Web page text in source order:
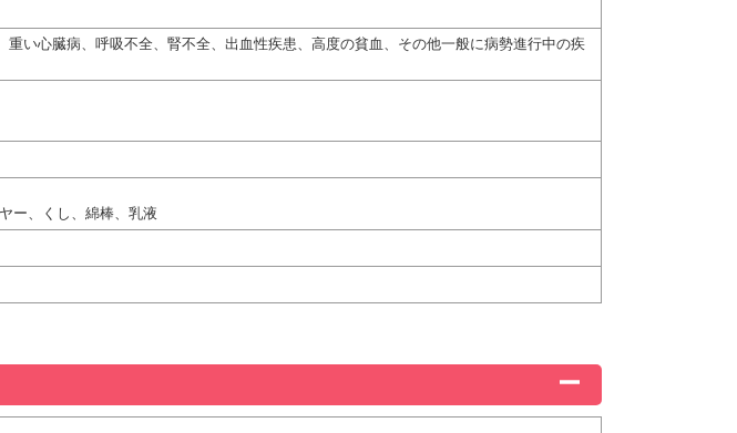
い心臓病、呼吸不全、腎不全、出血性疾患、高度の貧血、その他一般に病勢進行中の疾
ー、くし、綿棒、乳液